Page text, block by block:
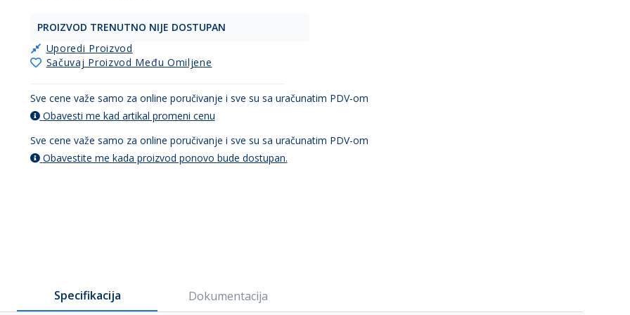
PROIZVOD TRENUTNO NIJE DOSTUPAN
Sačuvaj Proizvod Među Omiljene
Uporedi Proizvod
Sve cene važe samo za online poručivanje i sve su sa uračunatim PDV-om
Obavesti me kad artikal promeni cenu
Sve cene važe samo za online poručivanje i sve su sa uračunatim PDV-om
Obavestite me kada proizvod ponovo bude dostupan.
Specifikacija Dokumentacija